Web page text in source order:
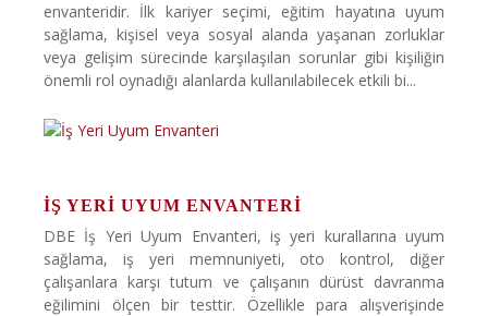
envanteridir. İlk kariyer seçimi, eğitim hayatına uyum
sağlama, kişisel veya sosyal alanda yaşanan zorluklar
veya gelişim sürecinde karşılaşılan sorunlar gibi kişiliğin
önemli rol oynadığı alanlarda kullanılabilecek etkili bi...
İŞ YERI UYUM ENVANTERI
DBE İş Yeri Uyum Envanteri, iş yeri kurallarına uyum
sağlama, iş yeri memnuniyeti, oto kontrol, diğer
çalışanlara karşı tutum ve çalışanın dürüst davranma
eğilimini ölçen bir testtir. Özellikle para alışverişinde